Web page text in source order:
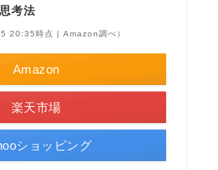
考法
20:35時点 | Amazon調べ）
Amazon
楽天市場
ショッピング